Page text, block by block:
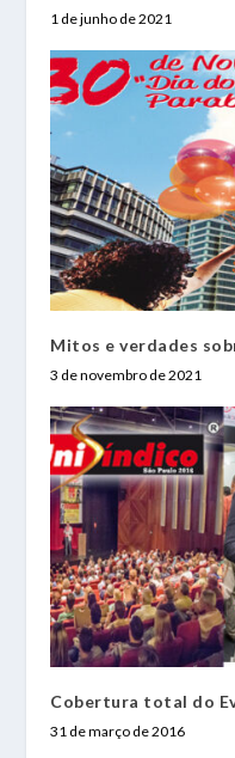
1 de junho de 2021
Mitos e verdades
3 de novembro de 2021
Cobertura total do
31 de março de 2016